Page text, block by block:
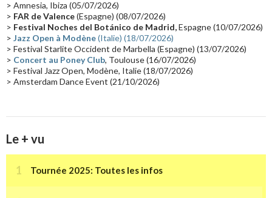
Synthé Roland(15) Belgique(15)
(14) Astronomie (14)
Tournée 2025(14) 2024(14) Chine(13)
> Amnesia, Ibiza (05/07/2026)
> FAR de Valence(Espagne) (08/07/2026)
> Festival Noches del Botánico de Madrid,Espagne (10/07/2026)
> Jazz Open à Modène(Italie) (18/07/2026)
> Festival Starlite Occident de Marbella (Espagne) (13/07/2026)
> Concert au Poney Club, Toulouse (16/07/2026)
> Festival Jazz Open, Modène, Italie (18/07/2026)
> Amsterdam Dance Event (21/10/2026)
Le + vu